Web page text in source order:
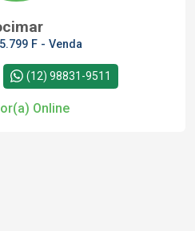
F - Venda
(12) 98831-9511
Online